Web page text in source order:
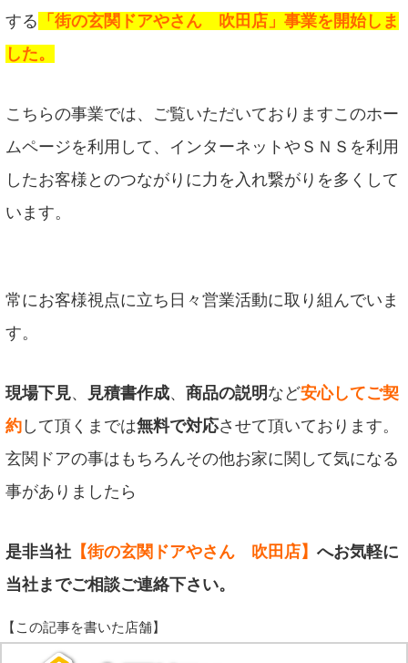
する 「街の玄関ドアやさん 吹田店」事業を開始しま
した。
こちらの事業では、ご覧いただいておりますこのホー
ムページを利用して、インターネットやＳＮＳを利用
したお客様とのつながりに力を入れ繋がりを多くして
います。
常にお客様視点に立ち日々営業活動に取り組んでいま
す。
現場下見、 見積書作成、 商品の説明 など安心してご契
約 して頂くまでは無料で対応させて頂いております。
玄関ドアの事はもちろんその他お家に関して気になる
事がありましたら
是非当社 【街の玄関ドアやさん 吹田店】 へお気軽に
当社までご相談ご連絡下さい。